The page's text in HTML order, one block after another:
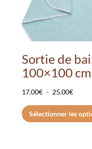
Sortie de
100×100
17.00€ – 25.00€Plage
de
prix :
Sélectionner les